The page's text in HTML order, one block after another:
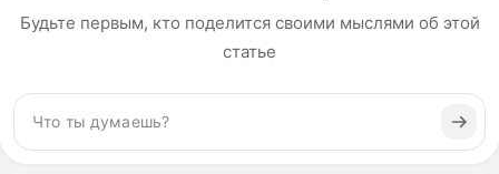
Будьте первым, кто поделится своими мыслями об этой
статье